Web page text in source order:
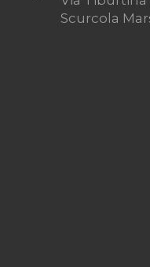
Scurcola